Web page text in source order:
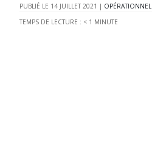
14 JUILLET 2021 | OPÉRATIONNEL
TEMPS DE LECTURE : < 1 MINUTE